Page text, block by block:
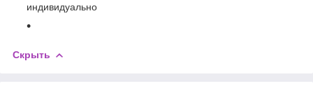
индивидуально
Скрыть